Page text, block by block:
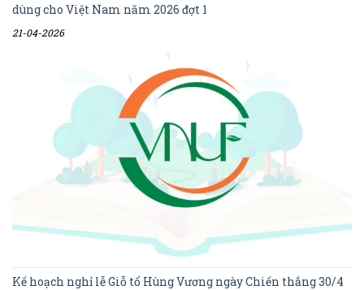
dùng cho Việt Nam năm 2026 đợt 1
21-04-2026
Kế hoạch nghỉ lễ Giỗ tổ Hùng Vương ngày Chiến thắng 30/4